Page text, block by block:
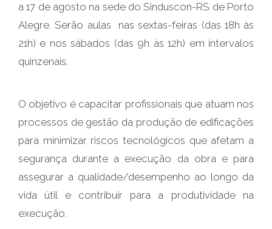
a 17 de agosto na sede do Sinduscon-RS de Porto
Alegre. Serão aulas nas sextas-feiras (das 18h às
21h) e nos sábados (das 9h às 12h) em intervalos
quinzenais.
O objetivo é capacitar profissionais que atuam nos
processos de gestão da produção de edificações
para minimizar riscos tecnológicos que afetam a
segurança durante a execução da obra e para
assegurar a qualidade/desempenho ao longo da
vida útil e contribuir para a produtividade na
execução.